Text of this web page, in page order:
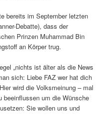
bereits im September letzten
Debatte), dass der
Prinzen Muhammad Bin
an Körper trug.
„nichts ist älter als die News
sich: Liebe FAZ wer hat dich
wird die Volksmeinung – mal
beeinflussen um die Wünsche
Sie wollen uns und